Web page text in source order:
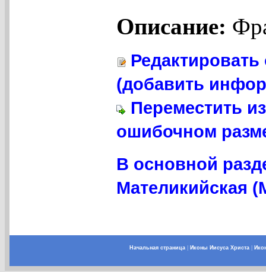
Описание:
(добавить
Переместить
ошибочном
В основной
Мателикийская
Начальная страница| Иконы Иисуса Христа|